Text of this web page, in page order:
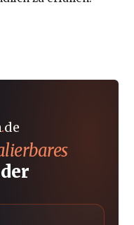
.de